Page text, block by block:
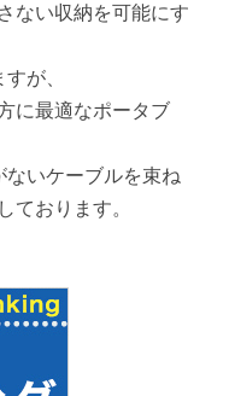
ない収納を可能にす
が、
に最適なポータブ
いケーブルを束ね
ております。